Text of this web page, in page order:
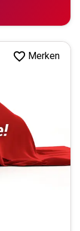
Merken